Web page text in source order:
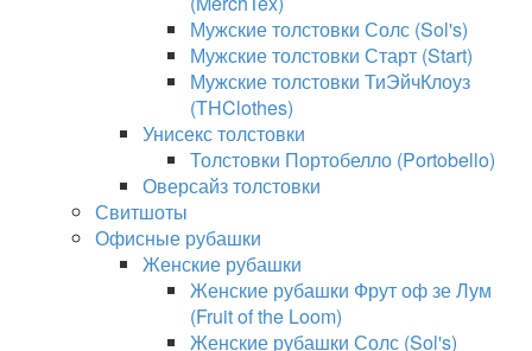
Мужские толстовки Солс (Sol's)
Мужские толстовки Старт (Start)
Мужские толстовки ТиЭйчКлоуз
(THClothes)
Унисекс толстовки
Толстовки Портобелло (Portobello)
Оверсайз толстовки
Свитшоты
Офисные рубашки
Женские рубашки
Женские рубашки Фрут оф зе Лум
(Fruit of the Loom)
Женские рубашки Солс (Sol's)